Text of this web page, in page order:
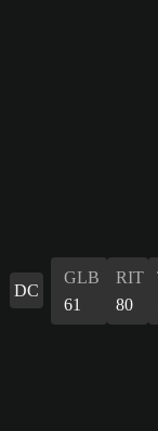
DC
GLB
61
RIT
80